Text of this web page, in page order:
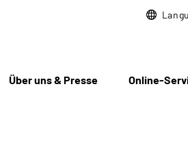
Über uns & Presse Online-